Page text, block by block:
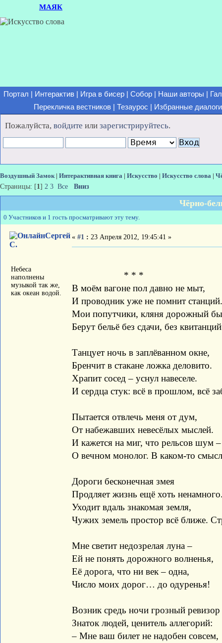
МАЯК
Портал Интерактив| Игра в бисер| Собор| Наши авторы
Перекличка вестников
Тезаурос Избранные диалоги
Пожалуйста, войдите или зарегистрируйтесь.
Воздушный Замок| Интерактивная книга Искусство Искусство слова
Страницы: [1] 2 3 Все Вниз
Чёрно-
0 Участников и 1 гость просматривают эту тему.
Сергей
С.
Небеса
наполнены
музыкой так же,
как океан водой.
« #1 : 23 Апреля 2012, 19:45:41 »
* * *
В моём вагоне пол давно не мыт,
И проводник уже не помнит станций.
Мои попутчики, кляня дорожный
Берут бельё без сдачи, без
Танцует ночь в заплёванном окне,
Бренчит в стакане ложка деловито.
Храпит сосед – уснул навеселе.
И сердца стук: всё в прошлом, всё
Пытается отвлечь меня от дум,
От набежавших невесёлых мыслей.
И кажется на миг, что рельсов шум –
О вечном монолог. В каком-то
Дороги бесконечная змея
Продляет жизнь ещё хоть
Уходит вдаль знакомая земля,
Чужих земель простор всё ближе.
Мне светит недозрелая луна –
Ей не понять дорожного волненья,
Её дорога, что ни век – одна,
Число моих дорог… до одуренья!
Возник средь ночи грозный
Знаток людей, ценитель аллегорий:
– Мне ваш билет не надобен совсем,